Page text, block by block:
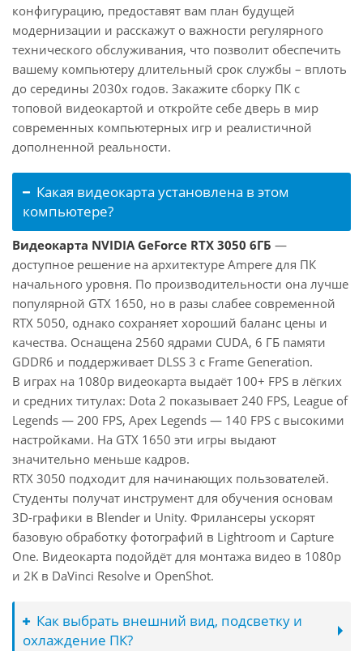
конфигурацию, предоставят вам план будущей
модернизации и расскажут о важности регулярного
технического обслуживания, что позволит обеспечить
вашему компьютеру длительный срок службы – вплоть
до середины 2030х годов. Закажите сборку ПК с
топовой видеокартой и откройте себе дверь в мир
современных компьютерных игр и реалистичной
дополненной реальности.
Какая видеокарта установлена в этом
компьютере?
Видеокарта NVIDIA GeForce RTX 3050 6ГБ —
доступное решение на архитектуре Ampere для ПК
начального уровня. По производительности она лучше
популярной GTX 1650, но в разы слабее современной
RTX 5050, однако сохраняет хороший баланс цены и
качества. Оснащена 2560 ядрами CUDA, 6 ГБ памяти
GDDR6 и поддерживает DLSS 3 с Frame Generation.
В играх на 1080p видеокарта выдаёт 100+ FPS в лёгких
и средних титулах: Dota 2 показывает 240 FPS, League of
Legends — 200 FPS, Apex Legends — 140 FPS с высокими
настройками. На GTX 1650 эти игры выдают
значительно меньше кадров.
RTX 3050 подходит для начинающих пользователей.
Студенты получат инструмент для обучения основам
3D-графики в Blender и Unity. Фрилансеры ускорят
базовую обработку фотографий в Lightroom и Capture
One. Видеокарта подойдёт для монтажа видео в 1080p
и 2K в DaVinci Resolve и OpenShot.
Как выбрать внешний вид, подсветку и
охлаждение ПК?